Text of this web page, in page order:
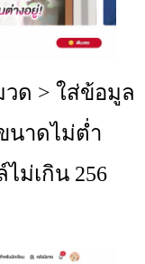
ด > ใส่ข้อมูล
นาดไม่ต่ำ
ม่เกิน 256